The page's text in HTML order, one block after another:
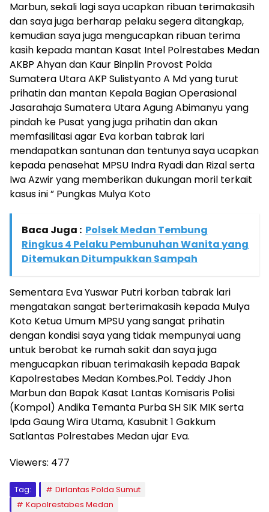
Marbun, sekali lagi saya ucapkan ribuan terimakasih
dan saya juga berharap pelaku segera ditangkap,
kemudian saya juga mengucapkan ribuan terima
kasih kepada mantan Kasat Intel Polrestabes Medan
AKBP Ahyan dan Kaur Binplin Provost Polda
Sumatera Utara AKP Sulistyanto A Md yang turut
prihatin dan mantan Kepala Bagian Operasional
Jasarahaja Sumatera Utara Agung Abimanyu yang
pindah ke Pusat yang juga prihatin dan akan
memfasilitasi agar Eva korban tabrak lari
mendapatkan santunan dan tentunya saya ucapkan
kepada penasehat MPSU Indra Ryadi dan Rizal serta
Iwa Azwir yang memberikan dukungan moril terkait
kasus ini ” Pungkas Mulya Koto
Baca Juga : Polsek Medan Tembung
Ringkus 4 Pelaku Pembunuhan Wanita yang
Ditemukan Ditumpukkan Sampah
Sementara Eva Yuswar Putri korban tabrak lari
mengatakan sangat berterimakasih kepada Mulya
Koto Ketua Umum MPSU yang sangat prihatin
dengan kondisi saya yang tidak mempunyai uang
untuk berobat ke rumah sakit dan saya juga
mengucapkan ribuan terimakasih kepada Bapak
Kapolrestabes Medan Kombes.Pol. Teddy Jhon
Marbun dan Bapak Kasat Lantas Komisaris Polisi
(Kompol) Andika Temanta Purba SH SIK MIK serta
Ipda Gaung Wira Utama, Kasubnit 1 Gakkum
Satlantas Polrestabes Medan ujar Eva.
Viewers: 477
Tag:
Dirlantas Polda Sumut
Kapolrestabes Medan